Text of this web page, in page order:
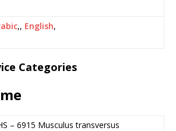
,, English,
Categories
– 6915 Musculus transversus